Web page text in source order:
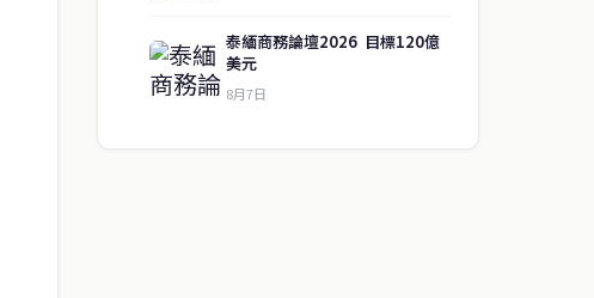
泰緬商務論壇2026 目標120億
美元
8月7日